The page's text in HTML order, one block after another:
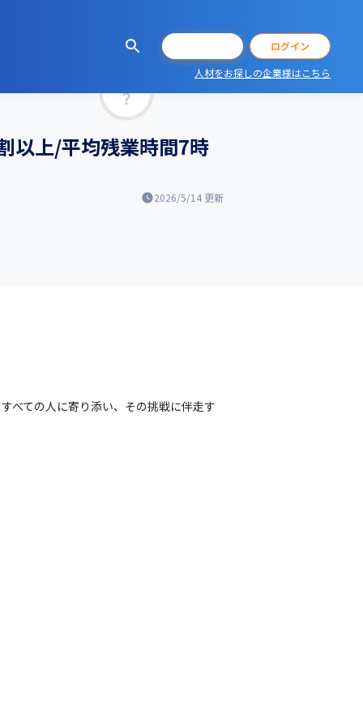
ログイン
人材をお探しの企業様はこちら
以上/平均残業時間7時
2026/5/14 更新
べての人に寄り添い、その挑戦に伴走す